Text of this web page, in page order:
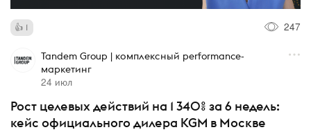
1 247
Tandem Group | комплексный performance-
маркетинг
24 июл
Рост целевых действий на 1 340% за 6 недель:
кейс официального дилера KGM в Москве